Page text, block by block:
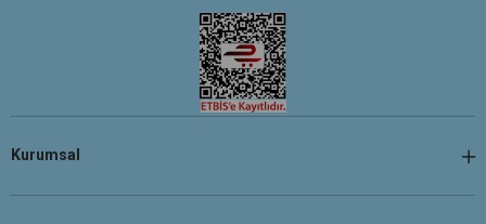
Kurumsal